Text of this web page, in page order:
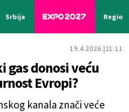
Srbija Region
19.4.2026. 21:11
gas donosi veću
Evropi?
kanala znači veće